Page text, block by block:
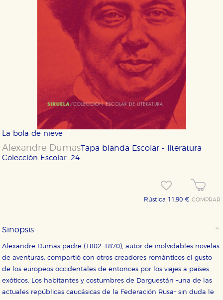
La bola de nieve
Alexandre Dumas
Colección Escolar. 24.
Tapa blanda Escolar - literatura
Rústica 11,90 €COMPRAR
Sinopsis
Alexandre Dumas padre (1802-1870), autor de inolvidables novelas
de aventuras, compartió con otros creadores románticos el gusto
de los europeos occidentales de entonces por los viajes a países
exóticos. Los habitantes y costumbres de Darguestán –una de las
actuales repúblicas caucásicas de la Federación Rusa– sin duda le